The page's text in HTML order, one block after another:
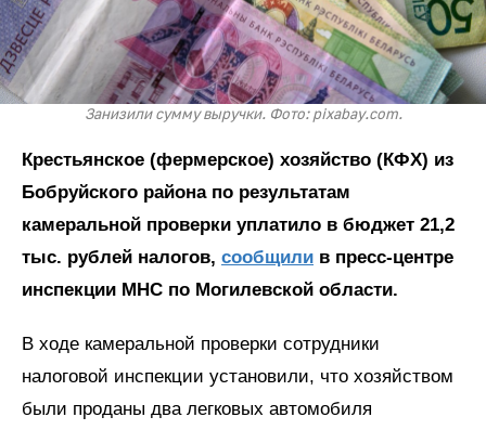
Занизили сумму выручки. Фото: pixabay.com.
Крестьянское (фермерское) хозяйство (КФХ) из
Бобруйского района по результатам
камеральной проверки уплатило в бюджет 21,2
тыс. рублей налогов, сообщили в пресс-центре
инспекции МНС по Могилевской области.
В ходе камеральной проверки сотрудники
налоговой инспекции установили, что хозяйством
были проданы два легковых автомобиля